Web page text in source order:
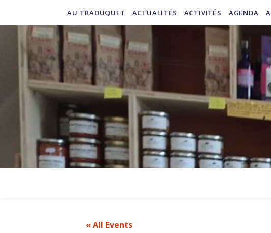
AU TRAOUQUET ACTUALITÉS ACTIVITÉS AGENDA
« All Events